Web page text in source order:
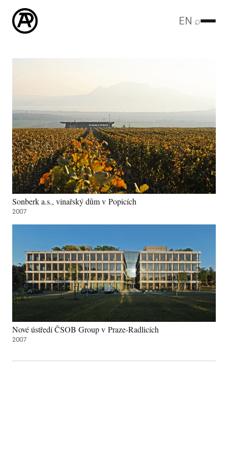
EN ⌕
Sonberk a.s., vinařský dům v Popicích
2007
Nové ústředí ČSOB Group v Praze-Radlicích
2007